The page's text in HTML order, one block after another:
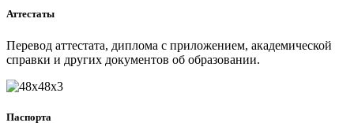
Аттестаты
Перевод аттестата, диплома с приложением, академической
справки и других документов об образовании.
Паспорта